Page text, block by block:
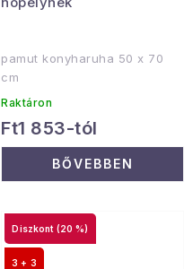
pamut konyharuha 50 x 70
cm
Raktáron
Ft1 853-tól
BŐVEBBEN
(20 %)
3 + 3